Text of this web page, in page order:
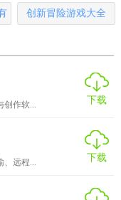
义功能和多样的玩
人的乐趣。虽然存
适合所有喜爱模拟经
哪些
创新冒险游戏大全
创作软...
下载
、远程...
下载